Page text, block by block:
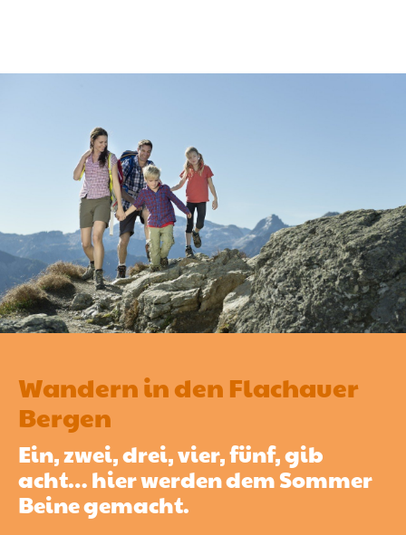
Wandern in den Flachauer
Bergen
Ein, zwei, drei, vier, fünf, gib
acht… hier werden dem Sommer
Beine gemacht.